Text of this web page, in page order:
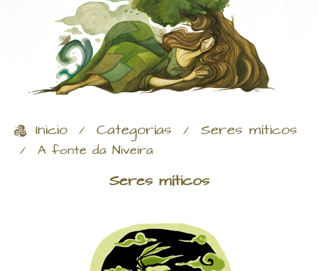
Inicio / Categorías / Seres míticos
/ A fonte da Niveira
Seres míticos